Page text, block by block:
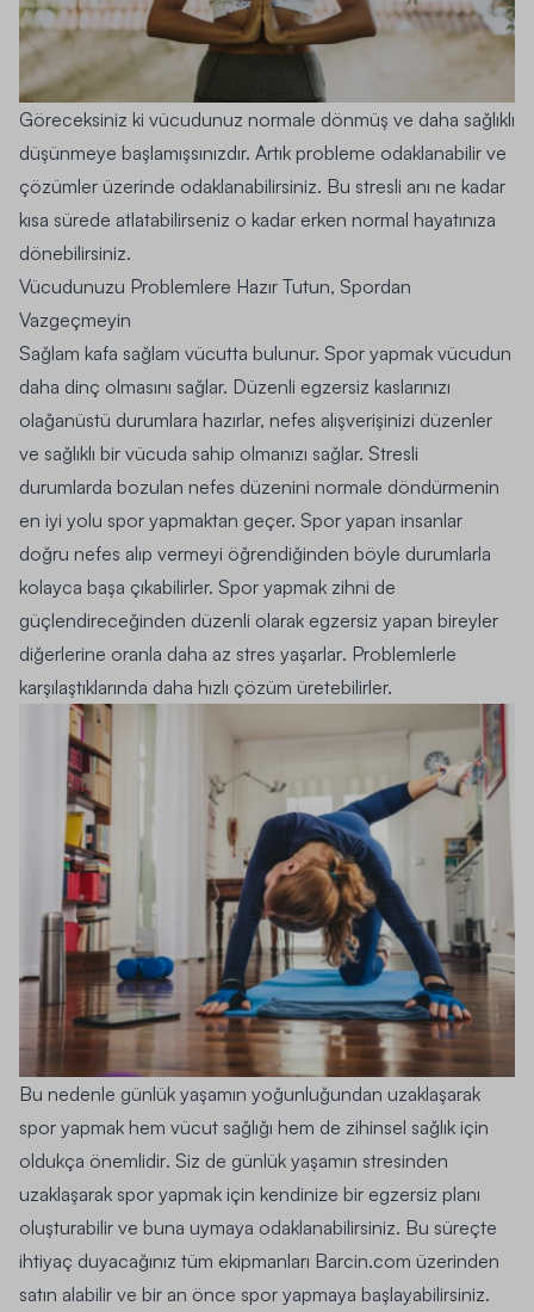
Göreceksiniz ki vücudunuz normale dönmüş ve daha sağlıklı
düşünmeye başlamışsınızdır. Artık probleme odaklanabilir ve
çözümler üzerinde odaklanabilirsiniz. Bu stresli anı ne kadar
kısa sürede atlatabilirseniz o kadar erken normal hayatınıza
dönebilirsiniz.
Vücudunuzu Problemlere Hazır Tutun, Spordan
Vazgeçmeyin
Sağlam kafa sağlam vücutta bulunur. Spor yapmak vücudun
daha dinç olmasını sağlar. Düzenli egzersiz kaslarınızı
olağanüstü durumlara hazırlar, nefes alışverişinizi düzenler
ve sağlıklı bir vücuda sahip olmanızı sağlar. Stresli
durumlarda bozulan nefes düzenini normale döndürmenin
en iyi yolu spor yapmaktan geçer. Spor yapan insanlar
doğru nefes alıp vermeyi öğrendiğinden böyle durumlarla
kolayca başa çıkabilirler. Spor yapmak zihni de
güçlendireceğinden düzenli olarak egzersiz yapan bireyler
diğerlerine oranla daha az stres yaşarlar. Problemlerle
karşılaştıklarında daha hızlı çözüm üretebilirler.
Bu nedenle günlük yaşamın yoğunluğundan uzaklaşarak
spor yapmak hem vücut sağlığı hem de zihinsel sağlık için
oldukça önemlidir. Siz de günlük yaşamın stresinden
uzaklaşarak spor yapmak için kendinize bir egzersiz planı
oluşturabilir ve buna uymaya odaklanabilirsiniz. Bu süreçte
ihtiyaç duyacağınız tüm ekipmanları Barcin.com üzerinden
satın alabilir ve bir an önce spor yapmaya başlayabilirsiniz.